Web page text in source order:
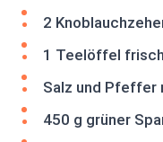
2
1 Teelöffel
Salz und Pfeffer
450 g grüner